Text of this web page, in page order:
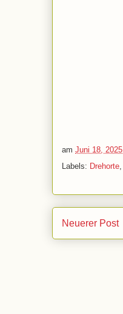
am Juni 18, 2025
Labels: Drehorte
Neuerer Post